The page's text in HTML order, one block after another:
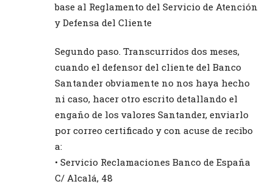
base al Reglamento del Servicio de Atención
y Defensa del Cliente
Segundo paso. Transcurridos dos meses,
cuando el defensor del cliente del Banco
Santander obviamente no nos haya hecho
ni caso, hacer otro escrito detallando el
engaño de los valores Santander, enviarlo
por correo certificado y con acuse de recibo
a:
• Servicio Reclamaciones Banco de España
C/ Alcalá, 48